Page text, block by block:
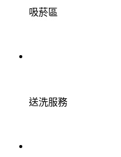
吸菸區
送洗服務